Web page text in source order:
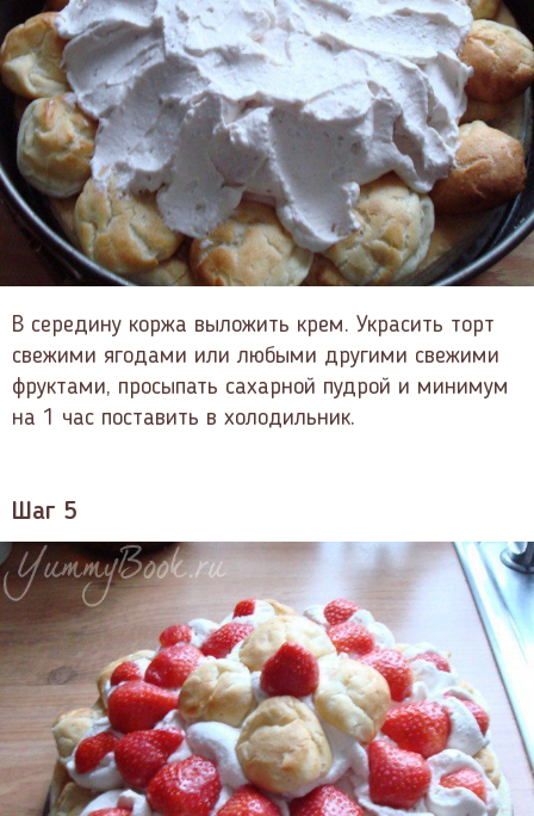
В середину коржа выложить крем. Украсить торт
свежими ягодами или любыми другими свежими
фруктами, просыпать сахарной пудрой и минимум
на 1 час поставить в холодильник.
Шаг 5